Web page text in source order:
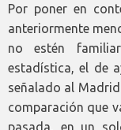
Por poner en
anteriormente
no estén
estadística, el de
señalado al
comparación que
pasada, en un